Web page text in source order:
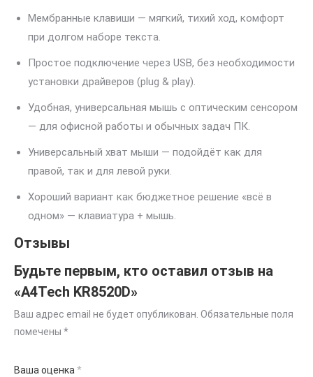
Мембранные клавиши — мягкий, тихий ход, комфорт
при долгом наборе текста.
Простое подключение через USB, без необходимости
установки драйверов (plug & play).
Удобная, универсальная мышь с оптическим сенсором
— для офисной работы и обычных задач ПК.
Универсальный хват мыши — подойдёт как для
правой, так и для левой руки.
Хороший вариант как бюджетное решение «всё в
одном» — клавиатура + мышь.
Отзывы
Будьте первым, кто оставил отзыв на
«A4Tech KR8520D»
Ваш адрес email не будет опубликован. Обязательные поля
помечены *
Ваша оценка*